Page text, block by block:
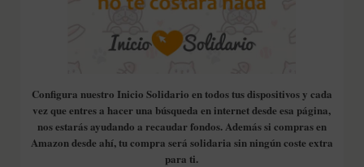
Configura nuestro Inicio Solidario en todos tus dispositivos y cada
vez que entres a hacer una búsqueda en internet desde esa página,
nos estarás ayudando a recaudar fondos. Además si compras en
Amazon desde ahí, tu compra será solidaria sin ningún coste extra
para ti.